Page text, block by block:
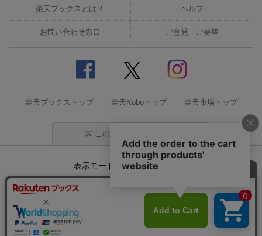
楽天ブックスとは？ ヘルプ
お問い合わせ窓口 ご意見・ご要望
楽天ブックストップ 楽天Koboトップ 楽天市場トップ
このページの先頭に戻る
表示モード モバイル
企業情報 個人情報保護方針
特定商取引法に基づく表記